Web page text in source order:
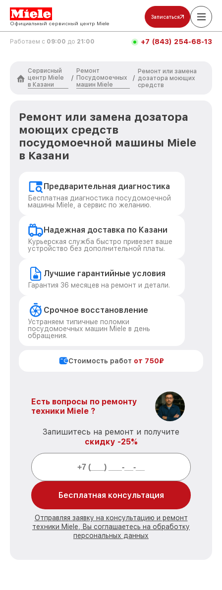
Официальный сервисный центр Miele
Записаться
Работаем с 09:00 до 21:00 +7 (843) 254-68-13
Сервисный
центр Miele
в Казани
/
Ремонт
Посудомоечных
машин Miele
/
Ремонт или замена
дозатора моющих
средств
Ремонт или замена дозатора
моющих средств
посудомоечной машины Miele
в Казани
Предварительная диагностика
Бесплатная диагностика посудомоечной
машины Miele, а сервис по желанию.
Надежная доставка по Казани
Курьерская служба быстро привезет ваше
устройство без дополнительной платы.
Лучшие гарантийные условия
Гарантия 36 месяцев на ремонт и детали.
Срочное восстановление
Устраняем типичные поломки
посудомоечных машин Miele в день
обращения.
Стоимость работ от 750₽
Есть вопросы по ремонту
техники Miele ?
Запишитесь на ремонт и получите
скидку -25%
Бесплатная консультация
Отправляя заявку на консультацию и ремонт
техники Miele, Вы соглашаетесь на обработку
персональных данных